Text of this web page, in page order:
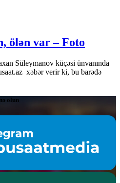
ölən var – Foto
Süleymanov küçəsi ünvanında
xəbər verir ki, bu barədə
olun